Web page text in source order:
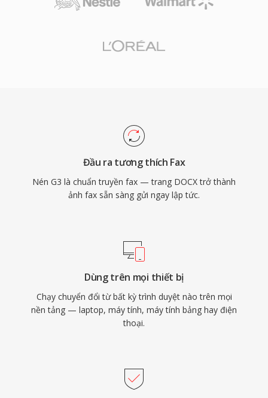
Đầu ra tương thích Fax
Nén G3 là chuẩn truyền fax — trang DOCX trở thành
ảnh fax sẵn sàng gửi ngay lập tức.
Dùng trên mọi thiết bị
Chạy chuyển đổi từ bất kỳ trình duyệt nào trên mọi
nền tảng — laptop, máy tính, máy tính bảng hay điện
thoại.